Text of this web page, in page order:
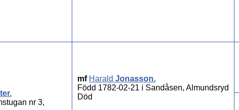
.
nr 3,
mf Harald Jonasson.
Född 1782-02-21 i Sandåsen, Almundsryd
Död